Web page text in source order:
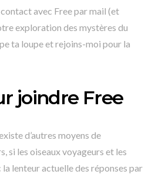
avec Free par mail (et
exploration des mystères du
ta loupe et rejoins-moi pour la
joindre Free
d’autres moyens de
si les oiseaux voyageurs et les
lenteur actuelle des réponses par